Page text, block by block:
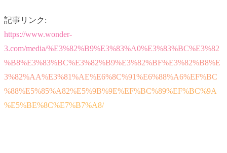
記事リンク:
https://www.wonder-
3.com/media/%E3%82%B9%E3%83%A0%E3%83%BC%E3%82
%B8%E3%83%BC%E3%82%B9%E3%82%BF%E3%82%B8%E
3%82%AA%E3%81%AE%E6%8C%91%E6%88%A6%EF%BC
%88%E5%85%A82%E5%9B%9E%EF%BC%89%EF%BC%9A
%E5%BE%8C%E7%B7%A8/